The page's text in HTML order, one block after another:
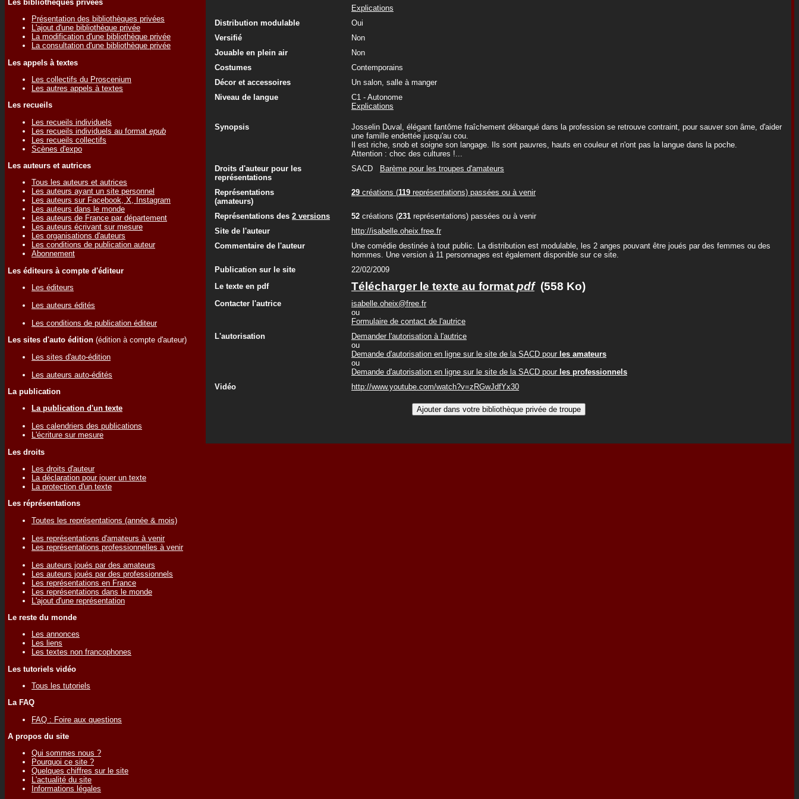
Les bibliothèques privées
Présentation des bibliothèques privées
L'ajout d'une bibliothèque privée
La modification d'une bibliothèque privée
La consultation d'une bibliothèque privée
Les appels à textes
Les collectifs du Proscenium
Les autres appels à textes
Les recueils
Les recueils individuels
Les recueils individuels au format epub
Les recueils collectifs
Scènes d'expo
Les auteurs et autrices
Tous les auteurs et autrices
Les auteurs ayant un site personnel
Les auteurs sur Facebook, X, Instagram
Les auteurs dans le monde
Les auteurs de France par département
Les auteurs écrivant sur mesure
Les organisations d'auteurs
Les conditions de publication auteur
Abonnement
Les éditeurs à compte d'éditeur
Les éditeurs
Les auteurs édités
Les conditions de publication éditeur
Les sites d'auto édition (édition à compte d'auteur)
Les sites d'auto-édition
Les auteurs auto-édités
La publication
La publication d'un texte
Les calendriers des publications
L'écriture sur mesure
Les droits
Les droits d'auteur
La déclaration pour jouer un texte
La protection d'un texte
Les réprésentations
Toutes les représentations (année & mois)
Les représentations d'amateurs à venir
Les représentations professionnelles à venir
Les auteurs joués par des amateurs
Les auteurs joués par des professionnels
Les représentations en France
Les représentations dans le monde
L'ajout d'une représentation
Le reste du monde
Les annonces
Les liens
Les textes non francophones
Les tutoriels vidéo
Tous les tutoriels
La FAQ
FAQ : Foire aux questions
A propos du site
Qui sommes nous ?
Pourquoi ce site ?
Quelques chiffres sur le site
L'actualité du site
Informations légales
Explications
Distribution modulable
Oui
Versifié
Non
Jouable en plein air
Non
Costumes
Contemporains
Décor et accessoires
Un salon, salle à manger
Niveau de langue
C1 - Autonome
Explications
Synopsis
Josselin Duval, élégant fantôme fraîchement débarqué dans la profession se retrouve contraint, pour sauver son âme, d'aider
une famille endettée jusqu'au cou.
Il est riche, snob et soigne son langage. Ils sont pauvres, hauts en couleur et n'ont pas la langue dans la poche.
Attention : choc des cultures !...
Droits d'auteur pour les
représentations
SACD Barème pour les troupes d'amateurs
Représentations
(amateurs)
29 créations (119 représentations) passées ou à venir
Représentations des 2 versions 52 créations (231 représentations) passées ou à venir
Site de l'auteur
http://isabelle.oheix.free.fr
Commentaire de l'auteur
Une comédie destinée à tout public. La distribution est modulable, les 2 anges pouvant être joués par des femmes ou des
hommes. Une version à 11 personnages est également disponible sur ce site.
Publication sur le site
22/02/2009
Le texte en pdf
Télécharger le texte au format pdf(558 Ko)
Contacter l'autrice
isabelle.oheix@free.fr
ou
Formulaire de contact de l'autrice
L'autorisation
Demander l'autorisation à l'autrice
ou
Demande d'autorisation en ligne sur le site de la SACD pour les amateurs
ou
Demande d'autorisation en ligne sur le site de la SACD pour les professionnels
Vidéo
http://www.youtube.com/watch?v=zRGwJdfYx30